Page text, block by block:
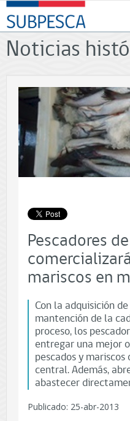
Contenido
principal
SUBPESCA
-
Subsecretaría
de
Acuicultura
Gobierno
de
Chile
Noticias
Pescadores
mariscos en
Con la adquisición
mantención de la
proceso, los
entregar una mejor
pescados y
central. Además,
abastecer
Publicado: 25-abr-2013